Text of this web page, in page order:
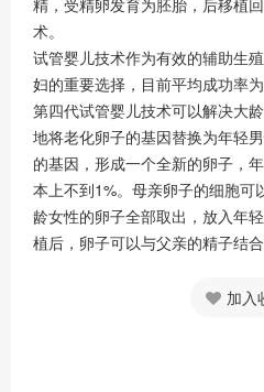
术。
试管婴儿技术作为有效的辅助生
妇的重要选择，目前平均成功率
第四代试管婴儿技术可以解决大
地将老化卵子的基因替换为年轻
的基因，形成一个全新的卵子，
本上不到1%。母亲卵子的细胞可
龄女性的卵子全部取出，放入年
植后，卵子可以与父亲的精子结合
加入